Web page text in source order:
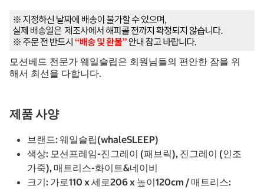
모션베드 전문가 웨일슬립은 회원님들의 편안한 잠을 위
해서 최선을 다합니다.
제품 사양
브랜드: 웨일슬립(whaleSLEEP)
색상: 모션프레임-진그레이 (패브릭), 진그레이 (인조
가죽), 매트리스-화이트&네이비
크기: 가로110 x 세로206 x 높이120cm / 매트리스: